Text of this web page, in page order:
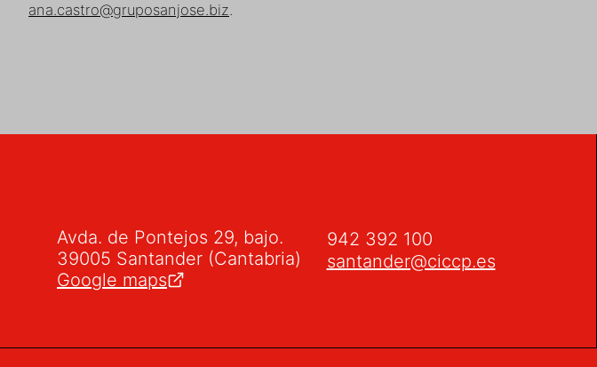
ana.castro@gruposanjose.biz.
Avda. de Pontejos 29, bajo.
39005 Santander (Cantabria)
Google maps
942 392 100
santander@ciccp.es